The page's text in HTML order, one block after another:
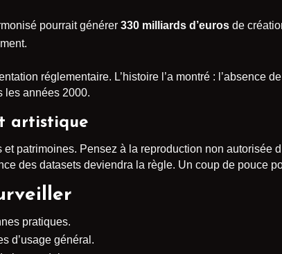
pourrait générer 330 milliards d’euros de
réglementaire. L’histoire l’a montré : l’absence
les années 2000.
artistique
patrimoines. Pensez à la reproduction non autorisée
des datasets deviendra la règle. Un coup de pouce
pratiques.
d’usage général.